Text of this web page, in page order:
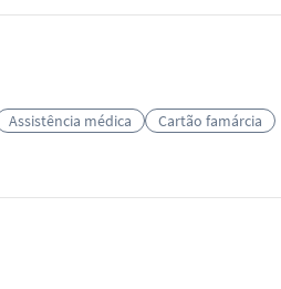
Assistência médica
Cartão famárcia